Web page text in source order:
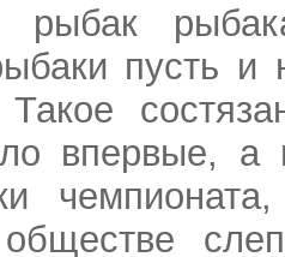
рыбак
пусть и
Такое
впервые,